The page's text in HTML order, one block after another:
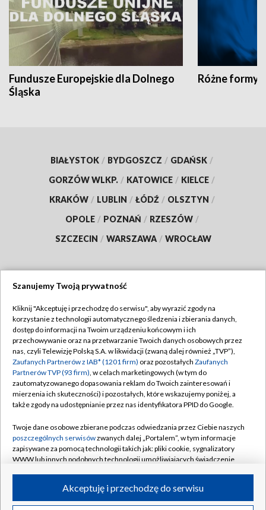
Fundusze Europejskie dla Dolnego
Śląska
Różne formy
BIAŁYSTOK / BYDGOSZCZ / GDAŃSK /
GORZÓW WLKP. / KATOWICE / KIELCE /
KRAKÓW / LUBLIN / ŁÓDŹ / OLSZTYN /
OPOLE / POZNAŃ / RZESZÓW /
SZCZECIN / WARSZAWA / WROCŁAW
TVP
Abonament TVP
Emisja w TVP
Centrum informacji TVP
Naziemna Telewizja Cyfrowa
Rada Programowa
System NOS
Informacje o nadawcy
Program dla prasy
Regulamin TVP
Polityka prywatności
Moje zgody
Pomoc
Kontakt
Kanały
©2026 Telewizja Polska S.A. w likwidacji
Szanujemy Twoją prywatność
Kliknij "Akceptuję i przechodzę do serwisu", aby wyrazić zgody na
korzystanie z technologii automatycznego śledzenia i zbierania danych,
dostęp do informacji na Twoim urządzeniu końcowym i ich
przechowywanie oraz na przetwarzanie Twoich danych osobowych przez
nas, czyli Telewizję Polską S.A. w likwidacji (zwaną dalej również „TVP”),
Zaufanych Partnerów z IAB* (1201 firm) oraz pozostałych Zaufanych
Partnerów TVP (93 firm), w celach marketingowych (w tym do
zautomatyzowanego dopasowania reklam do Twoich zainteresowań i
mierzenia ich skuteczności) i pozostałych, które wskazujemy poniżej, a
także zgody na udostępnianie przez nas identyfikatora PPID do Google.
Twoje dane osobowe zbierane podczas odwiedzania przez Ciebie naszych
poszczególnych serwisówzwanych dalej „Portalem”, w tym informacje
zapisywane za pomocą technologii takich jak: pliki cookie, sygnalizatory
WWW lub innych podobnych technologii umożliwiających świadczenie
ruchu w Internecie.Akceptuję i przechodzę do serwisu